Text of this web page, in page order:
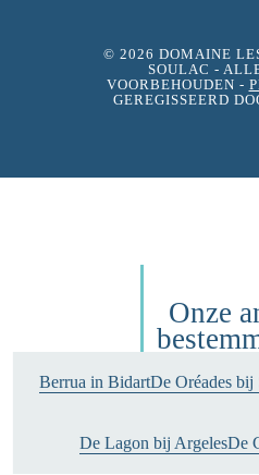
© 2026 DOMAINE
SOULAC -
VOORBEHOUDEN -
GEREGISSEERD
Onze
Berrua in BidartDe Oréades bij
De Lagon bij ArgelesDe